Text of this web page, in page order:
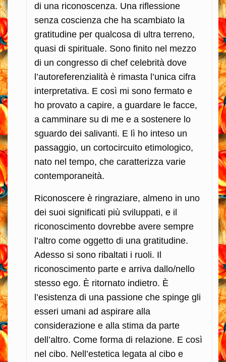
di una riconoscenza. Una riflessione
senza coscienza che ha scambiato la
gratitudine per qualcosa di ultra terreno,
quasi di spirituale. Sono finito nel mezzo
di un congresso di chef celebrità dove
l’autoreferenzialità è rimasta l’unica cifra
interpretativa. E così mi sono fermato e
ho provato a capire, a guardare le facce,
a camminare su di me e a sostenere lo
sguardo dei salivanti. E lì ho inteso un
passaggio, un cortocircuito etimologico,
nato nel tempo, che caratterizza varie
contemporaneità.
Riconoscere è ringraziare, almeno in uno
dei suoi significati più sviluppati, e il
riconoscimento dovrebbe avere sempre
l’altro come oggetto di una gratitudine.
Adesso si sono ribaltati i ruoli. Il
riconoscimento parte e arriva dallo/nello
stesso ego. È ritornato indietro. È
l’esistenza di una passione che spinge gli
esseri umani ad aspirare alla
considerazione e alla stima da parte
dell’altro. Come forma di relazione. E così
nel cibo. Nell’estetica legata al cibo e